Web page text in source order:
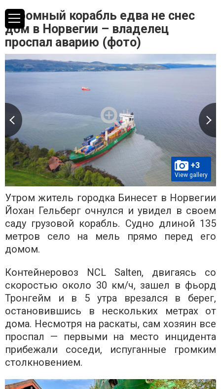
Огромный корабль едва не снес
дом в Норвегии – владелец
проспал аварию (фото)
+3
View gallery
Утром житель городка Бинесет в Норвегии
Йохан Гельберг очнулся и увидел в своем
саду грузовой корабль. Судно длиной 135
метров село на мель прямо перед его
домом.
Контейнеровоз NCL Salten, двигаясь со
скоростью около 30 км/ч, зашел в фьорд
Тронгейм и в 5 утра врезался в берег,
остановившись в нескольких метрах от
дома. Несмотря на раскаты, сам хозяин все
проспал — первыми на место инцидента
прибежали соседи, испуганные громким
столкновением.